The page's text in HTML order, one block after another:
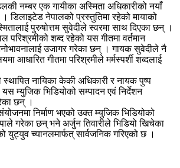
नम्बर एक गायीका अस्मिता अधिकारीको नयाँ
डिलाइटेड नेपालको प्रस्तुतिमा रहेको मायाको
पुरुषोत्तम सुवेदीले स्वरमा साथ दिएका छन् ।
परिश्रमीको शब्द रहेको यस गीतमा वर्तमान
उजागर गरेका छन् । गायक सुवेदीले नै
आधारित गीतमा परिश्रमीले मर्मस्पर्शी शब्दलाई
नायिका केकी अधिकारी र नायक पुष्प
म्युजिक भिडियोको सम्पादन एवं निर्देशन
छन् ।
संयोजनमा निर्माण भएको उक्त म्युजिक भिडियोको
गरेका छन् भने अर्जुन तिवारीले भिडियो खिचेका
च्यानलमार्फत् सार्वजनिक गरिएको छ ।